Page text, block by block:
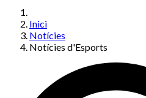
Inici
Notícies
Notícies d'Esports